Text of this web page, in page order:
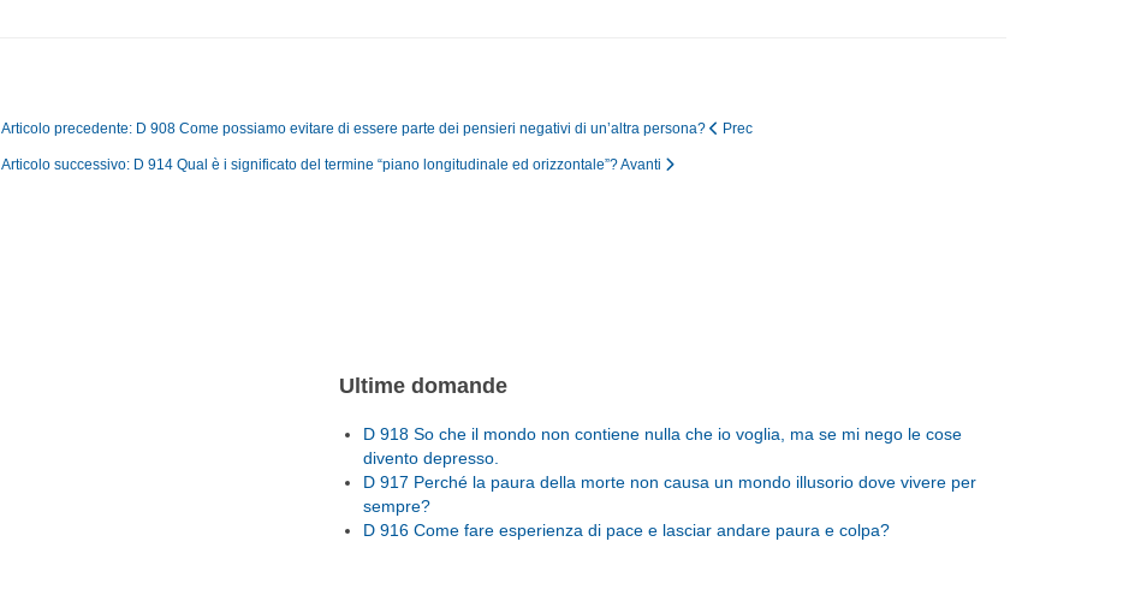
Articolo precedente: D 908 Come possiamo evitare di essere parte dei pensieri negativi di un’altra persona? Prec
Articolo successivo: D 914 Qual è i significato del termine “piano longitudinale ed orizzontale”?Avanti
Ultime domande
D 918 So che il mondo non contiene nulla che io voglia, ma se mi nego le cose
divento depresso.
D 917 Perché la paura della morte non causa un mondo illusorio dove vivere per
sempre?
D 916 Come fare esperienza di pace e lasciar andare paura e colpa?